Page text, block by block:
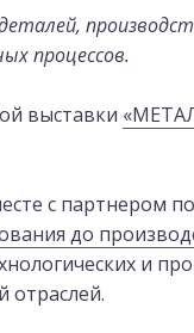
процессов.
выставки
с партнером
до
и
отраслей.